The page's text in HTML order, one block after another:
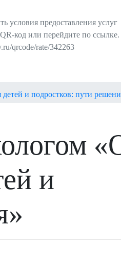
условия предоставления услуг
код или перейдите по ссылке.
qrcode/rate/342263
и подростков: пути
и